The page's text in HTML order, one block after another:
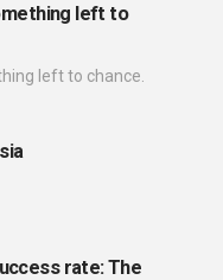
left to
left to chance.
rate: The